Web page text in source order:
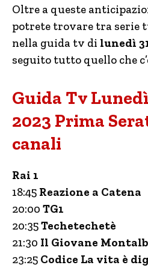
Oltre a queste
potrete trovare tra serie
nella guida tv di lunedì
seguito tutto quello che
Guida Tv
2023 Prima
canali
Rai 1
18:45 Reazione a Catena
20:00 TG1
20:35Techetechetè
21:30 Il Giovane
23:25 Codice La vita è